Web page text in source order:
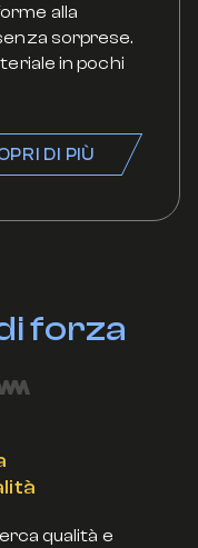
alla
sorprese.
in pochi
DI PIÙ
forza
qualità e